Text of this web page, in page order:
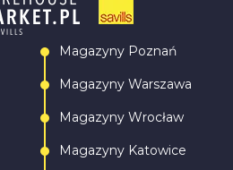
Magazyny Poznań
Magazyny Warszawa
Magazyny Wrocław
Magazyny Katowice